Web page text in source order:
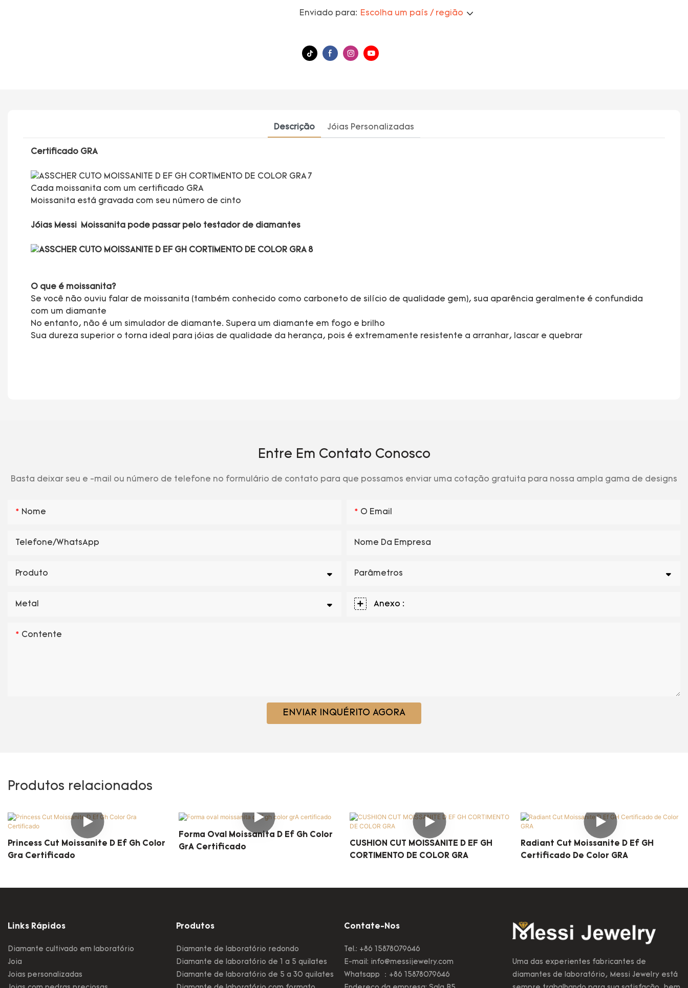
Enviado para: Escolha um país / região
Descrição Jóias Personalizadas
Certificado GRA
Cada moissanita com um certificado GRA
Moissanita está gravada com seu número de cinto
Jóias Messi Moissanita pode passar pelo testador de diamantes
O que é moissanita?
Se você não ouviu falar de moissanita (também conhecido como carboneto de silício de qualidade gem), sua aparência geralmente é confundida
com um diamante
No entanto, não é um simulador de diamante. Supera um diamante em fogo e brilho
Sua dureza superior o torna ideal para jóias de qualidade da herança, pois é extremamente resistente a arranhar, lascar e quebrar
Entre Em Contato Conosco
Basta deixar seu e -mail ou número de telefone no formulário de contato para que possamos enviar uma cotação gratuita para nossa ampla gama de designs
Nome O Email
Telefone/WhatsApp Nome Da Empresa
Produto Parâmetros
Metal Anexo :
Contente
ENVIAR INQUÉRITO AGORA
Produtos relacionados
Princess Cut Moissanite D Ef Gh Color
Gra Certificado
Forma Oval Moissanita D Ef Gh Color
GrA Certificado
CUSHION CUT MOISSANITE D EF GH
CORTIMENTO DE COLOR GRA
Radiant Cut Moissanite D Ef GH
Certificado De Color GRA
Links Rápidos
Diamante cultivado em laboratório
Joia
Joias personalizadas
Produtos
Diamante de laboratório redondo
Diamante de laboratório de 1 a 5 quilates
Diamante de laboratório de 5 a 30 quilates
Contate-Nos
Tel.: +86 15878079646
E-mail: info@messijewelry.com
Whatsapp ：+86 15878079646
Uma das experientes fabricantes de
diamantes de laboratório, Messi Jewelry está